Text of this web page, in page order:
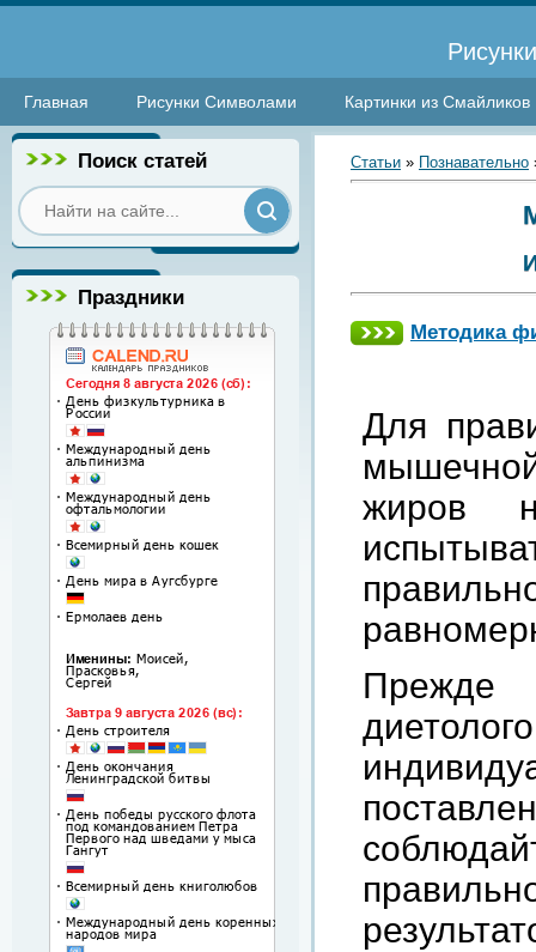
Главная Рисунки Символами Картинки из Смайликов
Поиск статей
Праздники
Статьи » Познавательно
Методика
Для
жиров
Прежде